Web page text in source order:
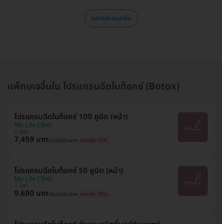
แสดงคำถามเพิ่ม
แพ็กเกจอื่นใน โปรแกรมฉีดโบท็อกซ์ (Botox)
โปรแกรมฉีดโบท็อกซ์ 100 ยูนิต (หน้า)
My Life Clinic
ดุสิต
7,459 บาท12,900 บาท ประหยัด 42%
โปรแกรมฉีดโบท็อกซ์ 50 ยูนิต (หน้า)
My Life Clinic
ดุสิต
9,690 บาท15,900 บาท ประหยัด 39%